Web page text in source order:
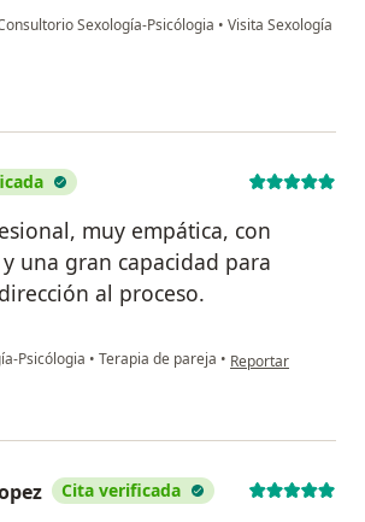
Sexología-Psicólogia • Visita Sexología
Mateo
muy empática, con
una gran capacidad para
al proceso.
Psicólogia • Terapia de pareja • en opinión del
Reportar
Cita verificada